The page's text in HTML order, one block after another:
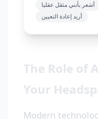
أشعر بأنني مثقل عقليا
أريد إعادة التعيين
The Role of
Your
Modern